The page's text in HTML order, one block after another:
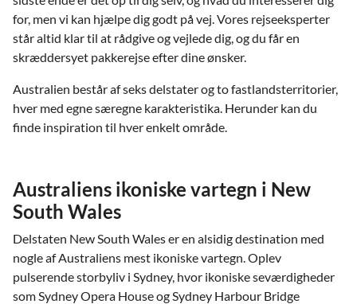
for, men vi kan hjælpe dig godt på vej. Vores rejseeksperter
står altid klar til at rådgive og vejlede dig, og du får en
skræddersyet pakkerejse efter dine ønsker.
Australien består af seks delstater og to fastlandsterritorier,
hver med egne særegne karakteristika. Herunder kan du
finde inspiration til hver enkelt område.
Australiens ikoniske vartegn i New
South Wales
Delstaten New South Wales er en alsidig destination med
nogle af Australiens mest ikoniske vartegn. Oplev
pulserende storbyliv i Sydney, hvor ikoniske seværdigheder
som Sydney Opera House og Sydney Harbour Bridge